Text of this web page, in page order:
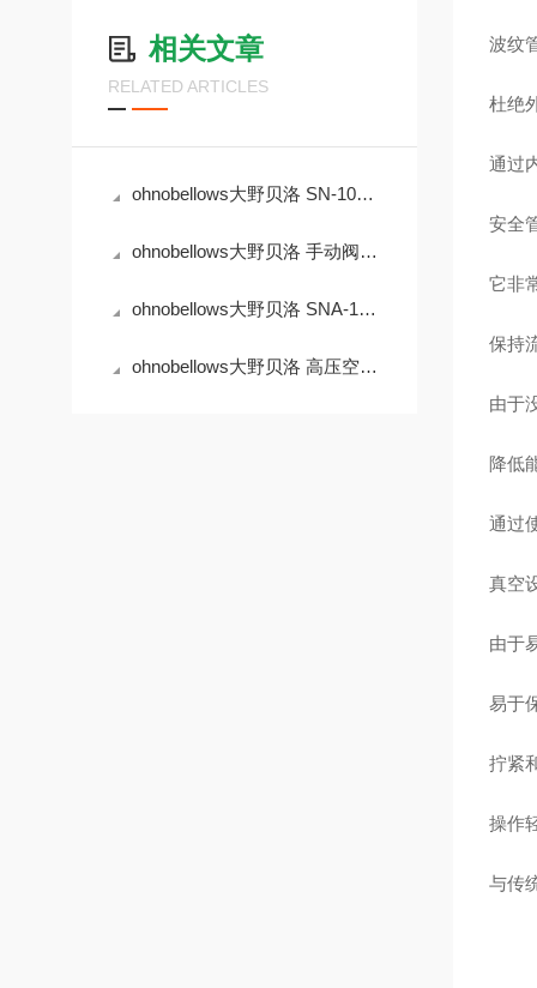
相关文章
RELATED ARTICLES
ohnobellows大野贝洛 SN-10A-BW-250A-16-EP 手动阀
ohnobellows大野贝洛 手动阀 MS-04-BG-316L
ohnobellows大野贝洛 SNA-10B-BW-25A-NC-16-EP 手动阀
ohnobellows大野贝洛 高压空气动作阀 DSHA-04-BG-NC-316L-EP 华北
波纹
杜绝
通过
安全
它非
保持
由于
降低
通过
真空
由于
易于
拧紧
操作
与传